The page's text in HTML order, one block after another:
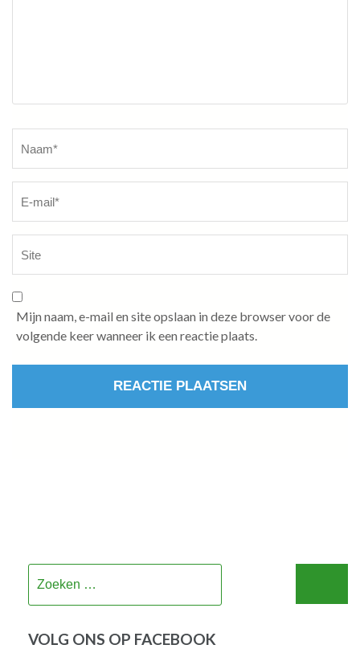
Mijn naam, e-mail en site opslaan in deze browser voor de
volgende keer wanneer ik een reactie plaats.
VOLG ONS OP FACEBOOK